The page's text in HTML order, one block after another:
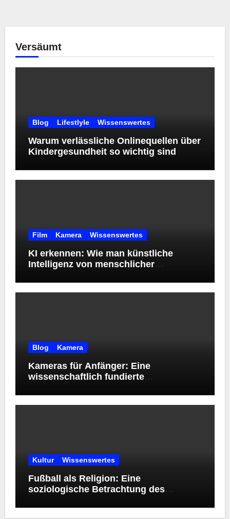
Versäumt
Blog Lifestlyle Wissenswertes
Warum verlässliche Onlinequellen über
Kindergesundheit so wichtig sind
Film Kamera Wissenswertes
KI erkennen: Wie man künstliche
Intelligenz von menschlicher
Blog Kamera
Kameras für Anfänger: Eine
wissenschaftlich fundierte
richtigen Einstiegsmodells
Kultur Wissenswertes
Fußball als Religion: Eine
soziologische Betrachtung des